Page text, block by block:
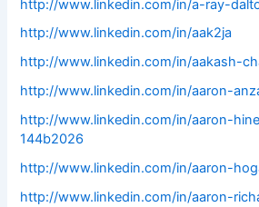
http://www.linkedin.com/in/a-ray-
http://www.linkedin.com/in/aak2ja
http://www.linkedin.com/in/aakash-
http://www.linkedin.com/in/aaron-
http://www.linkedin.com/in/aaron-
144b2026
http://www.linkedin.com/in/aaron-
http://www.linkedin.com/in/aaron-